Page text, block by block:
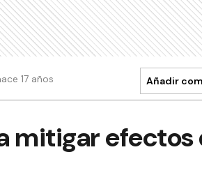
17 años Añadir
mitigar efectos